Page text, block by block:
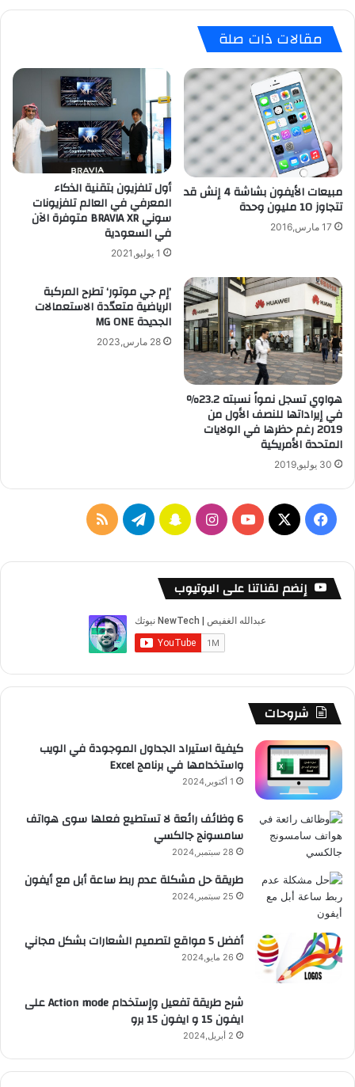
مقالات ذات صلة
مبيعات الأيفون بشاشة 4 إنش قد
تتجاوز 10 مليون وحدة
17 مارس,2016
أول تلفزيون بتقنية الذكاء
المعرفي في العالم تلفزيونات
سوني BRAVIA XR متوفرة الآن
في السعودية
1 يوليو,2021
هواوي تسجل نمواً نسبته 23.2٪
في إيراداتها للنصف الأول من
2019 رغم حظرها في الولايات
المتحدة الأمريكية
30 يوليو,2019
’إم جي موتور‘ تطرح المركبة
الرياضية متعدّدة الاستعمالات
الجديدة MG ONE
28 مارس,2023
فيسبوك
‫X
‫YouTubeانستقرامسناب تيلقرامملخص
إنضم لقناتنا على اليوتيوب
شروحات
كيفية استيراد الجداول الموجودة في الويب
واستخدامها في برنامج Excel
1 أكتوبر,2024
6 وظائف رائعة لا تستطيع فعلها سوى هواتف
سامسونج جالكسي
28 سبتمبر,2024
طريقة حل مشكلة عدم ربط ساعة أبل مع أيفون
25 سبتمبر,2024
أفضل 5 مواقع لتصميم الشعارات بشكل مجاني
26 مايو,2024
شرح طريقة تفعيل وإستخدام Action mode على
ايفون 15 و ايفون 15 برو
2 أبريل,2024